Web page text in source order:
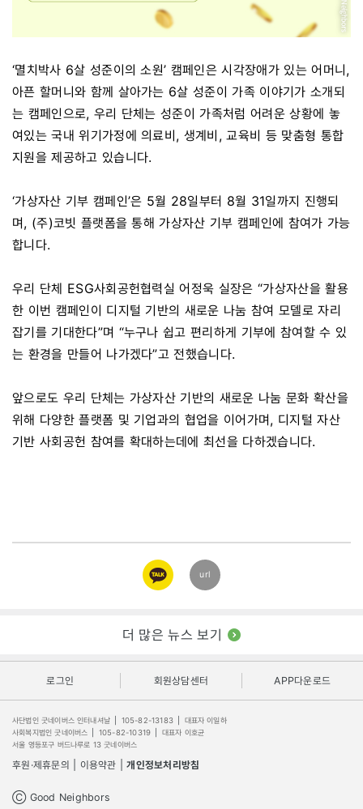
‘멸치박사 6살 성준이의 소원’ 캠페인은 시각장애가 있는 어머니,
아픈 할머니와 함께 살아가는 6살 성준이 가족 이야기가 소개되
는 캠페인으로, 우리 단체는 성준이 가족처럼 어려운 상황에 놓
여있는 국내 위기가정에 의료비, 생계비, 교육비 등 맞춤형 통합
지원을 제공하고 있습니다.
‘가상자산 기부 캠페인’은 5월 28일부터 8월 31일까지 진행되
며, (주)코빗 플랫폼을 통해 가상자산 기부 캠페인에 참여가 가능
합니다.
우리 단체 ESG사회공헌협력실 어정욱 실장은 “가상자산을 활용
한 이번 캠페인이 디지털 기반의 새로운 나눔 참여 모델로 자리
잡기를 기대한다”며 “누구나 쉽고 편리하게 기부에 참여할 수 있
는 환경을 만들어 나가겠다”고 전했습니다.
앞으로도 우리 단체는 가상자산 기반의 새로운 나눔 문화 확산을
위해 다양한 플랫폼 및 기업과의 협업을 이어가며, 디지털 자산
기반 사회공헌 참여를 확대하는데에 최선을 다하겠습니다.
카카오
링크
url
더 많은 뉴스 보기
로그인 회원상담센터 APP다운로드
사단법인 굿네이버스 인터내셔날 105-82-13183
대표자 이일하
사회복지법인 굿네이버스
105-82-10319
대표자 이호균
서울 영등포구 버드나루로 13 굿네이버스
후원·제휴문의 이용약관 개인정보처리방침
Ⓒ Good Neighbors